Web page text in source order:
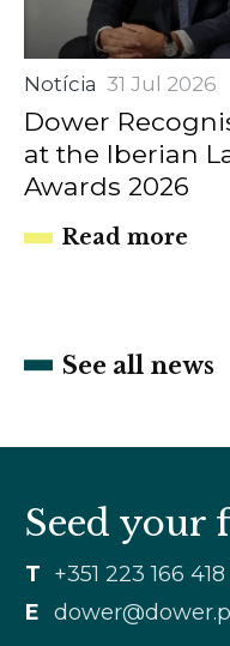
Notícia 31 Jul 2026
Dower
at the Iberian
Awards 2026
Read more
See all news
Seed your
T +351 223 166 418
E